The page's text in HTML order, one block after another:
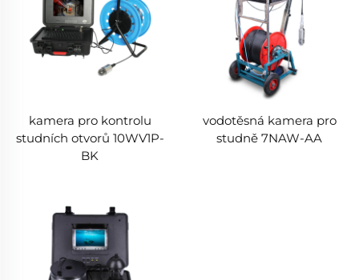
kamera pro kontrolu
studních otvorů 10WV1P-
BK
vodotěsná kamera pro
studně 7NAW-AA